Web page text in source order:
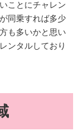
ことにチャレン
同乗すれば多少
も多いかと思い
ンタルしており